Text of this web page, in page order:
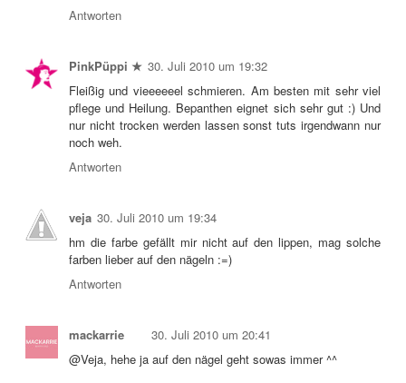
Antworten
PinkPüppi ★ 30. Juli 2010 um 19:32
Fleißig und vieeeeeel schmieren. Am besten mit sehr viel
pflege und Heilung. Bepanthen eignet sich sehr gut :) Und
nur nicht trocken werden lassen sonst tuts irgendwann nur
noch weh.
Antworten
veja 30. Juli 2010 um 19:34
hm die farbe gefällt mir nicht auf den lippen, mag solche
farben lieber auf den nägeln :=)
Antworten
mackarrie
30. Juli 2010 um 20:41
@Veja, hehe ja auf den nägel geht sowas immer ^^